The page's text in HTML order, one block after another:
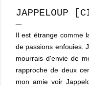
JAPPELOUP
Il est étrange comme
de passions enfouies.
mourrais d'envie de
rapproche de deux
mon amie voir